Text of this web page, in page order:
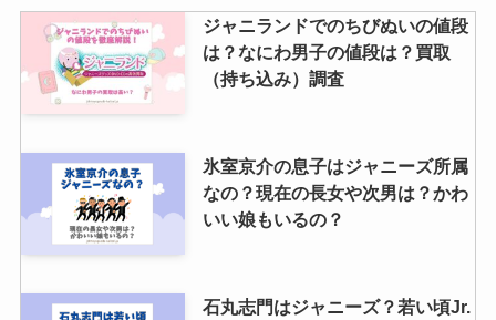
JFC入館すると何がある？倍率や
素顔4のsnowmanの海賊版の見分
ジャニランドでのちびぬいの値段
は？なにわ男子の値段は？買取
（持ち込み）調査
氷室京介の息子はジャニーズ所属
なの？現在の長女や次男は？かわ
いい娘もいるの？
石丸志門はジャニーズ？若い頃Jr.